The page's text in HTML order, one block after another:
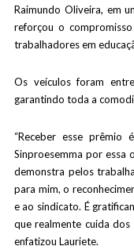
Raimundo Oliveira, em
reforçou o
trabalhadores em
Os veículos foram
garantindo toda a
“Receber esse prêmio
Sinproesemma por essa
demonstra pelos
para mim, o
e ao sindicato. É
que realmente cuida dos
enfatizou Lauriete.